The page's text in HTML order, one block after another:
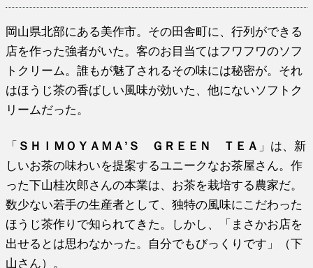
岡山県北部にある美作市。その田舎町に、行列ができる
店を作った強者がいた。客のお目当てはフワフワのソフ
トクリーム。誰もが魅了されるその味には秘密が。それ
はほうじ茶の香ばしい風味が効いた、他にないソフトク
リームだった。
「 ＳＨＩＭＯＹＡＭＡ’Ｓ ＧＲＥＥＮ ＴＥＡ 」は、新
しいお茶の味わいを提案するユニークなお茶屋さん。作
った下山桂次郎さんの本業は、お茶を栽培する農家だ。
数少ない若手の生産者として、独特の風味にこだわった
ほうじ茶作りで知られてきた。しかし、「まさかお店を
出せるとは思わなかった。自分でもびっくりです」（下
山さん）。